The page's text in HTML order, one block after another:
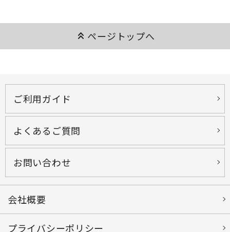
keyboard_double_arrow_up ページトップへ
ご利用ガイド
よくあるご質問
お問い合わせ
会社概要
プライバシーポリシー